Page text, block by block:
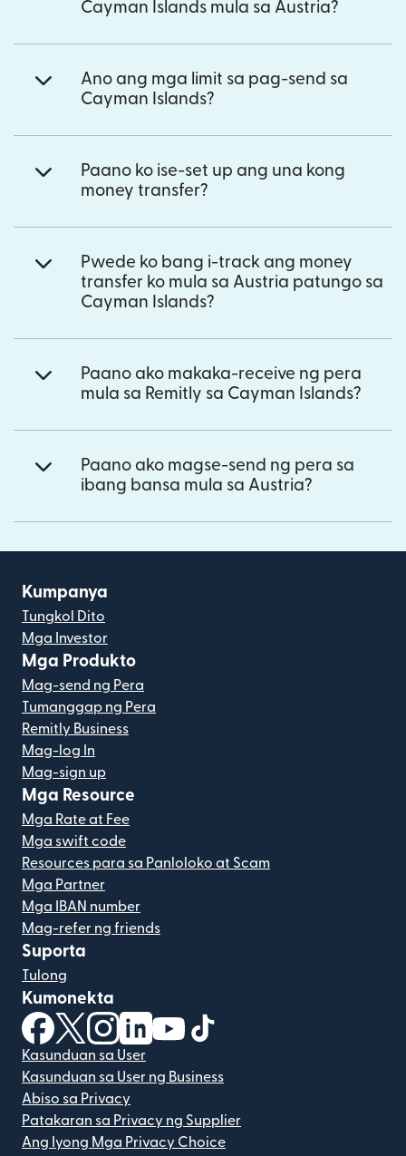
Cayman Islands mula sa Austria?
Ano ang mga limit sa pag-send sa
Cayman Islands?
Paano ko ise-set up ang una kong
money transfer?
Pwede ko bang i-track ang money
transfer ko mula sa Austria patungo sa
Cayman Islands?
Paano ako makaka-receive ng pera
mula sa Remitly sa Cayman Islands?
Paano ako magse-send ng pera sa
ibang bansa mula sa Austria?
Kumpanya
Tungkol Dito
Mga Investor
Mga Produkto
Mag-send ng Pera
Tumanggap ng Pera
Remitly Business
Mag-log In
Mag-sign up
Mga Resource
Mga Rate at Fee
Mga swift code
Resources para sa Panloloko at Scam
Mga Partner
Mga IBAN number
Mag-refer ng friends
Suporta
Tulong
Kumonekta
(bubukas sa bagong window)
(bubukas sa bagong window)
(bubukas sa bagong window)
(bubukas sa bagong window)
(bubukas sa bagong window)
Kasunduan sa User
Kasunduan sa User ng Business
Abiso sa Privacy
Patakaran sa Privacy ng Supplier
Ang Iyong Mga Privacy Choice